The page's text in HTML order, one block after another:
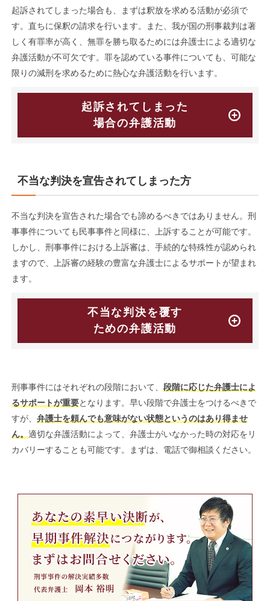
起訴されてしまった場合も、まずは釈放を求める活動が必須で
す。直ちに保釈の請求を行います。また、我が国の刑事裁判は著
しく有罪率が高く、無罪を勝ち取るためには弁護士による適切な
弁護活動が不可欠です。罪を認めている事件についても、可能な
限りの減刑を求めるために熱心な弁護活動を行います。
起訴されてしまった
場合の弁護活動
不当な判決を宣告されてしまった方
不当な判決を宣告された場合でも諦めるべきではありません。刑
事事件についても民事事件と同様に、上訴することが可能です。
しかし、刑事事件における上訴審は、手続的な特殊性が認められ
ますので、上訴審の経験の豊富な弁護士によるサポートが望まれ
ます。
不当な判決を覆す
ための弁護活動
刑事事件にはそれぞれの段階において、 段階に応じた弁護士によ
るサポートが重要となります。早い段階で弁護士をつけるべきで
すが、 弁護士を頼んでも意味がない状態というのはあり得ませ
ん。適切な弁護活動によって、弁護士がいなかった時の対応をリ
カバリーすることも可能です。まずは、電話で御相談ください。